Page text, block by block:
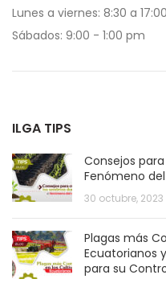
Lunes a viernes: 8:30 a 17:00
Sábados: 9:00 - 1:00 pm
ILGA TIPS
Consejos
Fenómeno
30 octubre, 2023
Plagas más
Ecuatorianos
para su